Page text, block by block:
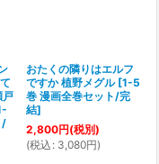
戸
/
おたくの隣りはエルフ
ですか 植野メグル [1-5
巻 漫画全巻セット/完
結]
2,800円(税別)
(税込 : 3,080円)